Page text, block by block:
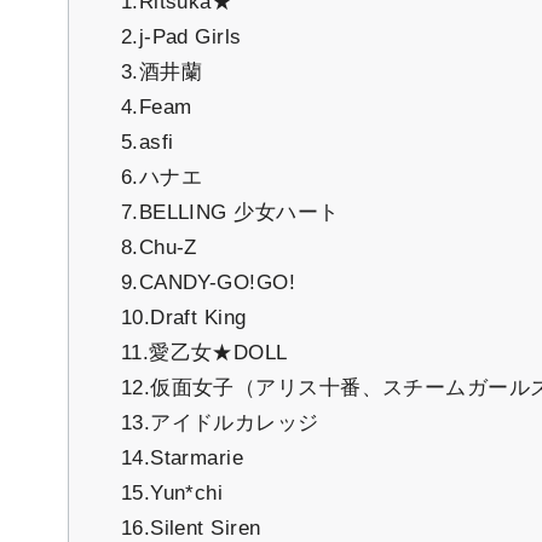
2.j-Pad Girls
3.酒井蘭
4.Feam
5.asfi
6.ハナエ
7.BELLING 少女ハート
8.Chu-Z
9.CANDY-GO!GO!
10.Draft King
11.愛乙女★DOLL
12.仮面女子（アリス十番、スチームガール
13.アイドルカレッジ
14.Starmarie
15.Yun*chi
16.Silent Siren